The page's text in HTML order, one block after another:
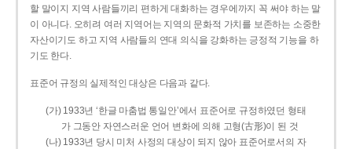
할 말이지 지역 사람들끼리 편하게 대화하는 경우에까지 꼭 써야 하는 말
이 아니다. 오히려 여러 지역어는 지역의 문화적 가치를 보존하는 소중한
자산이기도 하고 지역 사람들의 연대 의식을 강화하는 긍정적 기능을 하
기도 한다.
표준어 규정의 실제적인 대상은 다음과 같다.
(가) 1933년 ‘한글 마춤법 통일안’에서 표준어로 규정하였던 형태
가 그동안 자연스러운 언어 변화에 의해 고형(古形)이 된 것
(나) 1933년 당시 미처 사정의 대상이 되지 않아 표준어로서의 자